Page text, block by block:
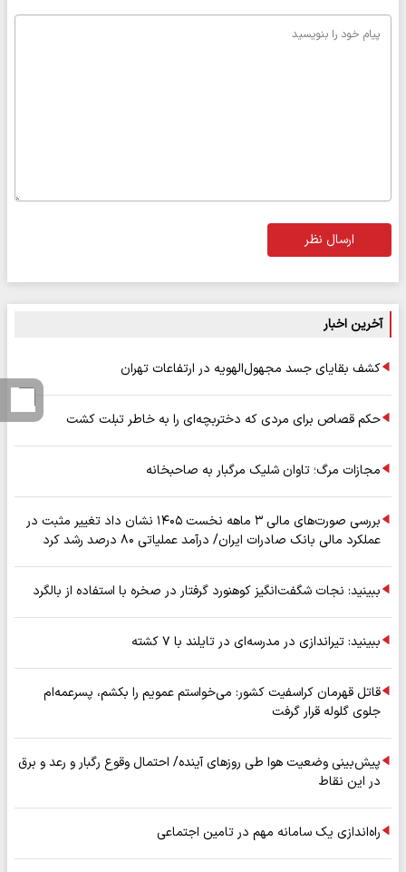
ارسال نظر
آخرین اخبار
کشف بقایای جسد مجهول‌الهویه در ارتفاعات تهران
حکم قصاص برای مردی که دختربچه‌ای را به خاطر تبلت کشت
مجازات مرگ؛ تاوان شلیک مرگبار به صاحبخانه
بررسی صورت‌های مالی ۳ ماهه نخست ۱۴۰۵ نشان داد تغییر مثبت در
عملکرد مالی بانک صادرات ایران/ درآمد عملیاتی ۸۰ درصد رشد کرد
ببینید: نجات شگفت‌انگیز کوهنورد گرفتار در صخره با استفاده از بالگرد
ببینید: تیراندازی در مدرسه‌ای در تایلند با ۷ کشته
قاتل قهرمان کراسفیت کشور: می‌خواستم عمویم را بکشم، پسرعمه‌ام
جلوی گلوله قرار گرفت
پیش‌بینی وضعیت هوا طی روزهای آینده/ احتمال وقوع رگبار و رعد و برق
در این نقاط
راه‌اندازی یک سامانه مهم در تامین اجتماعی